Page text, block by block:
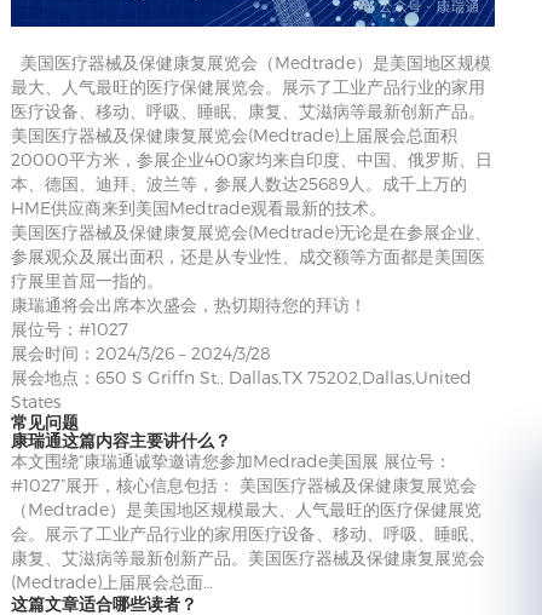
美国医疗器械及保健康复展览会（Medtrade）是美国地区规模
最大、人气最旺的医疗保健展览会。展示了工业产品行业的家用
医疗设备、移动、呼吸、睡眠、康复、艾滋病等最新创新产品。
美国医疗器械及保健康复展览会(Medtrade)上届展会总面积
20000平方米，参展企业400家均来自印度、中国、俄罗斯、日
本、德国、迪拜、波兰等，参展人数达25689人。成千上万的
HME供应商来到美国Medtrade观看最新的技术。
美国医疗器械及保健康复展览会(Medtrade)无论是在参展企业、
参展观众及展出面积，还是从专业性、成交额等方面都是美国医
疗展里首屈一指的。
康瑞通将会出席本次盛会，热切期待您的拜访！
展位号：#1027
展会时间：2024/3/26 – 2024/3/28
展会地点：650 S Griffn St., Dallas,TX 75202,Dallas,United
States
常见问题
康瑞通这篇内容主要讲什么？
本文围绕“康瑞通诚挚邀请您参加Medrade美国展 展位号：
#1027”展开，核心信息包括：​ 美国医疗器械及保健康复展览会
（Medtrade）是美国地区规模最大、人气最旺的医疗保健展览
会。展示了工业产品行业的家用医疗设备、移动、呼吸、睡眠、
康复、艾滋病等最新创新产品。美国医疗器械及保健康复展览会
(Medtrade)上届展会总面…
这篇文章适合哪些读者？